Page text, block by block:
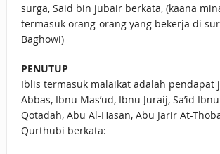
surga, Said bin jubair berkata, (kaana
termasuk orang-orang yang bekerja di
Baghowi)
PENUTUP
Iblis termasuk malaikat adalah pendapat
Abbas, Ibnu Mas’ud, Ibnu Juraij, Sa’id
Qotadah, Abu Al-Hasan, Abu Jarir At-
Qurthubi berkata: